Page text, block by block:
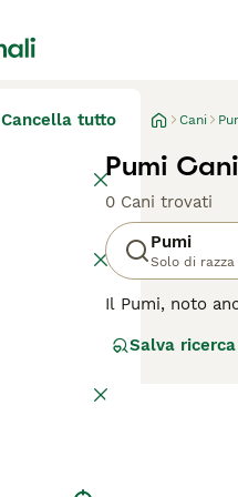
Cancella tutto Cani
Pumi
0 Cani trovati
Pumi
Solo di razza
Il Pumi, noto
grande
estranei.
Salva ricerca